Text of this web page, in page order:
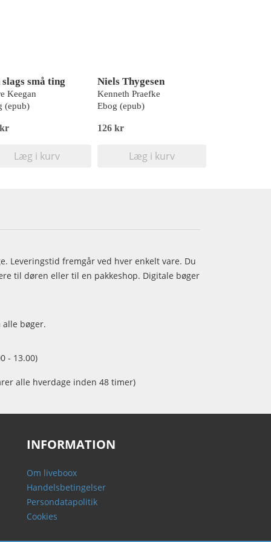
slags små ting
Keegan
(epub)
Læg i kurv
Niels Thygesen
Kenneth Praefke
Ebog (epub)
126 kr
Læg i kurv
Leveringstid fremgår ved hver enkelt vare. Du
til døren eller til en pakkeshop. Digitale bøger
bøger.
- 13.00)
alle hverdage inden 48 timer)
INFORMATION
Om liveboox
Handelsbetingelser
Persondatapolitik
Cookies